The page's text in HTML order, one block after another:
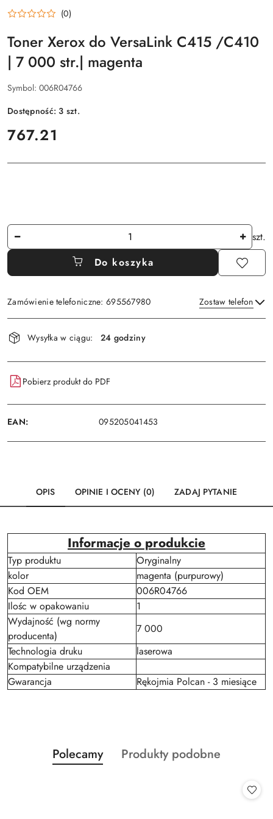
(0)
Toner Xerox do VersaLink C415 /C410
| 7 000 str.| magenta
Symbol: 006R04766
Dostępność:3 szt.
cena:
767.21
Ilość
szt.
Do koszyka
Zamówienie telefoniczne: 695567980 Zostaw telefon
Dostępność
i
dostawa
Wysyłka w ciągu: 24 godziny
Pobierz produkt do PDF
EAN: 095205041453
OPIS OPINIE I OCENY (0) ZADAJ PYTANIE
Informacje o produkcie
Typ produktu
Oryginalny
kolor
magenta (purpurowy)
Kod OEM
006R04766
Ilośc w opakowaniu
1
Wydajność (wg normy
producenta)
7 000
Technologia druku
laserowa
Kompatybilne urządzenia
Gwarancja
Rękojmia Polcan - 3 miesiące
Pomiń karuzelę produktów
Produkty
o
Polecamy
Produkty
Produkty podobne